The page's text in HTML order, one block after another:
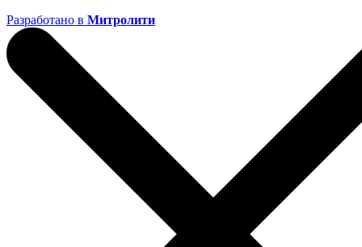
Разработано в Митролити